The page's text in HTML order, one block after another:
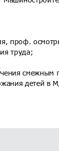
проф.
труда;
смежным
детей